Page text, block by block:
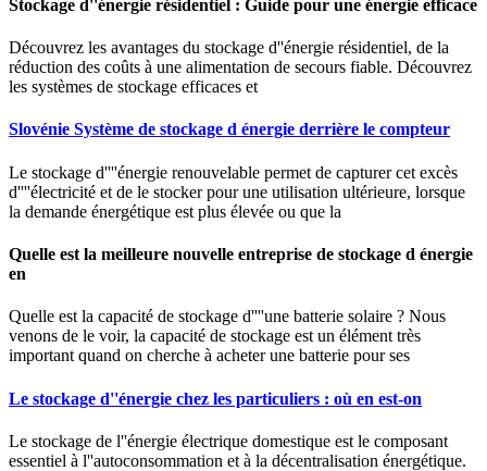
Stockage d''énergie résidentiel : Guide pour une énergie efficace
Découvrez les avantages du stockage d''énergie résidentiel, de la
réduction des coûts à une alimentation de secours fiable. Découvrez
les systèmes de stockage efficaces et
Slovénie Système de stockage d énergie derrière le compteur
Le stockage d''''énergie renouvelable permet de capturer cet excès
d''''électricité et de le stocker pour une utilisation ultérieure, lorsque
la demande énergétique est plus élevée ou que la
Quelle est la meilleure nouvelle entreprise de stockage d énergie
en
Quelle est la capacité de stockage d''''une batterie solaire ? Nous
venons de le voir, la capacité de stockage est un élément très
important quand on cherche à acheter une batterie pour ses
Le stockage d''énergie chez les particuliers : où en est-on
Le stockage de l''énergie électrique domestique est le composant
essentiel à l''autoconsommation et à la décentralisation énergétique.